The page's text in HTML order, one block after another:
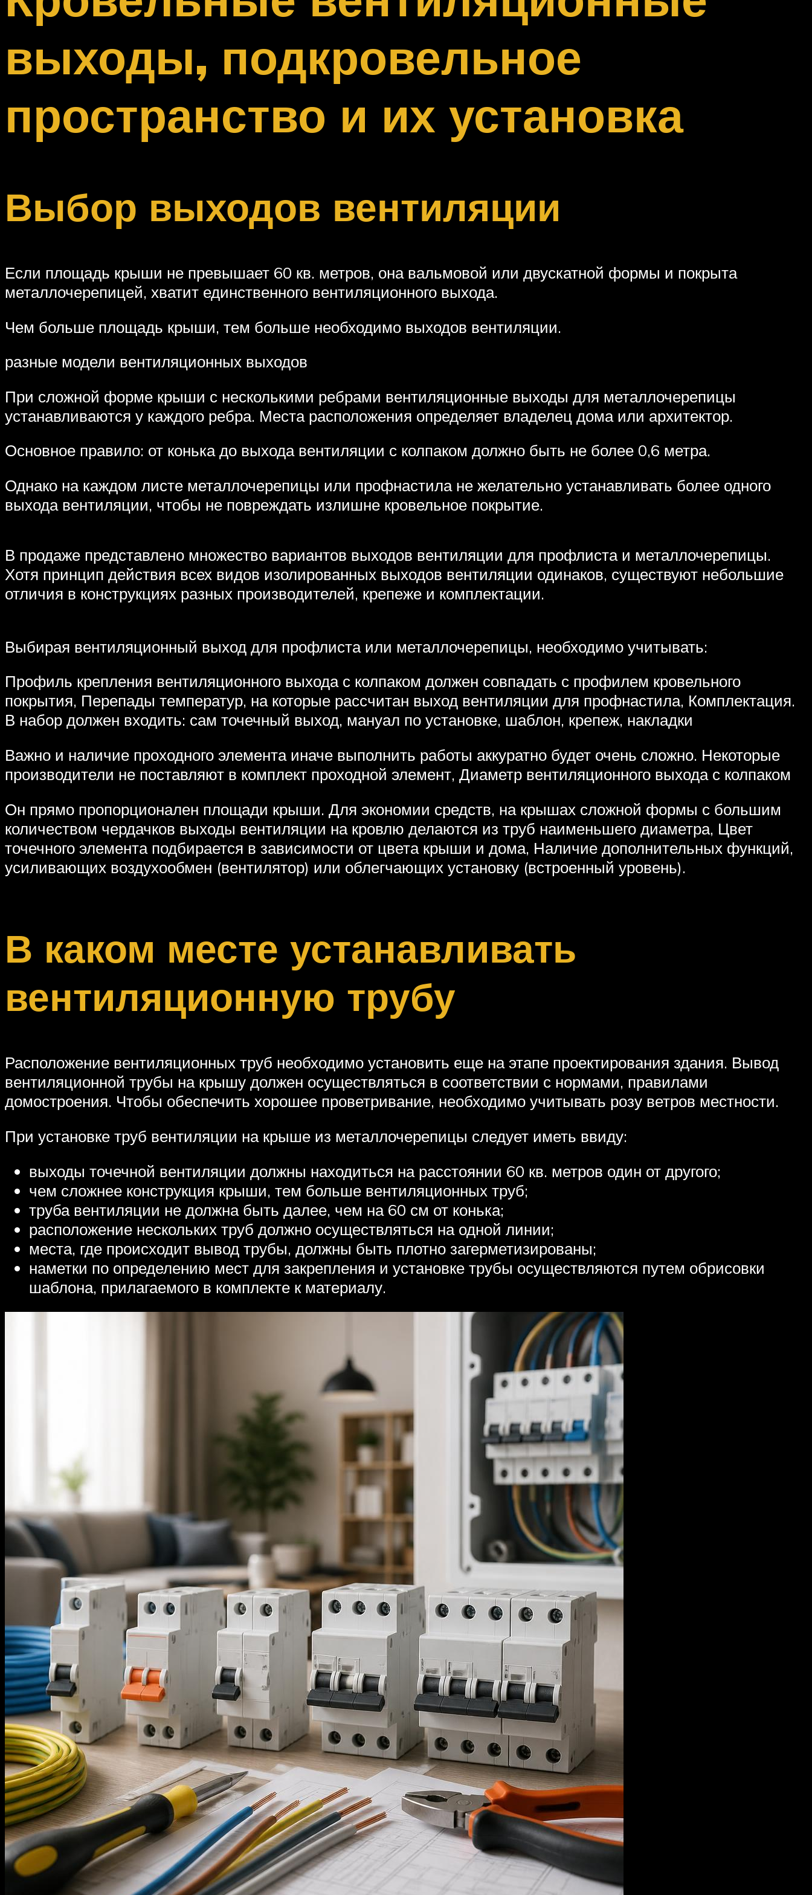
Меню
выходы, подкровельное
пространство и их установка
Выбор выходов вентиляции
Если площадь крыши не превышает 60 кв. метров, она вальмовой или двускатной формы и покрыта
металлочерепицей, хватит единственного вентиляционного выхода.
Чем больше площадь крыши, тем больше необходимо выходов вентиляции.
разные модели вентиляционных выходов
При сложной форме крыши с несколькими ребрами вентиляционные выходы для металлочерепицы
устанавливаются у каждого ребра. Места расположения определяет владелец дома или архитектор.
Основное правило: от конька до выхода вентиляции с колпаком должно быть не более 0,6 метра.
Однако на каждом листе металлочерепицы или профнастила не желательно устанавливать более одного
выхода вентиляции, чтобы не повреждать излишне кровельное покрытие.
В продаже представлено множество вариантов выходов вентиляции для профлиста и металлочерепицы.
Хотя принцип действия всех видов изолированных выходов вентиляции одинаков, существуют небольшие
отличия в конструкциях разных производителей, крепеже и комплектации.
Выбирая вентиляционный выход для профлиста или металлочерепицы, необходимо учитывать:
Профиль крепления вентиляционного выхода с колпаком должен совпадать с профилем кровельного
покрытия, Перепады температур, на которые рассчитан выход вентиляции для профнастила, Комплектация.
В набор должен входить: сам точечный выход, мануал по установке, шаблон, крепеж, накладки
Важно и наличие проходного элемента иначе выполнить работы аккуратно будет очень сложно. Некоторые
производители не поставляют в комплект проходной элемент, Диаметр вентиляционного выхода с колпаком
Он прямо пропорционален площади крыши. Для экономии средств, на крышах сложной формы с большим
количеством чердачков выходы вентиляции на кровлю делаются из труб наименьшего диаметра, Цвет
точечного элемента подбирается в зависимости от цвета крыши и дома, Наличие дополнительных функций,
усиливающих воздухообмен (вентилятор) или облегчающих установку (встроенный уровень).
В каком месте устанавливать
вентиляционную трубу
Расположение вентиляционных труб необходимо установить еще на этапе проектирования здания. Вывод
вентиляционной трубы на крышу должен осуществляться в соответствии с нормами, правилами
домостроения. Чтобы обеспечить хорошее проветривание, необходимо учитывать розу ветров местности.
При установке труб вентиляции на крыше из металлочерепицы следует иметь ввиду:
выходы точечной вентиляции должны находиться на расстоянии 60 кв. метров один от другого;
чем сложнее конструкция крыши, тем больше вентиляционных труб;
труба вентиляции не должна быть далее, чем на 60 см от конька;
расположение нескольких труб должно осуществляться на одной линии;
места, где происходит вывод трубы, должны быть плотно загерметизированы;
наметки по определению мест для закрепления и установке трубы осуществляются путем обрисовки
шаблона, прилагаемого в комплекте к материалу.